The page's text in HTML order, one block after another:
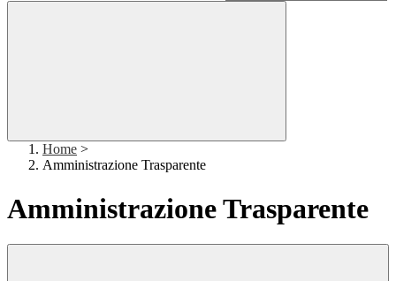
Home >
Amministrazione Trasparente
Amministrazione Trasparente